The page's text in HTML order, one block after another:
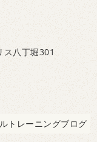
八丁堀301
トレーニングブログ